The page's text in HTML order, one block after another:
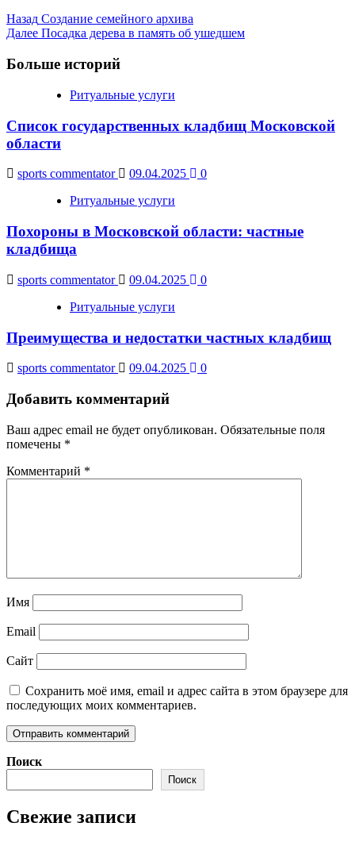
Post
Navigation
Назад Создание семейного архива
Далее Посадка дерева в память об ушедшем
Больше историй
Ритуальные услуги
Список государственных кладбищ Московской
области
sports commentator 09.04.2025
0
Ритуальные услуги
Похороны в Московской области: частные
кладбища
sports commentator 09.04.2025
0
Ритуальные услуги
Преимущества и недостатки частных кладбищ
sports commentator 09.04.2025 0
Добавить комментарий
Ваш адрес email не будет опубликован. Обязательные поля
помечены *
Комментарий *
Имя
Email
Сайт
Сохранить моё имя, email и адрес сайта в этом браузере для
последующих моих комментариев.
Поиск
Поиск
Свежие записи